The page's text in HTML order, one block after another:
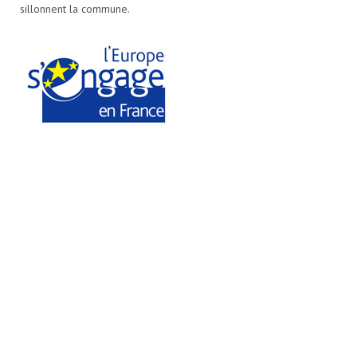
sillonnent la commune.